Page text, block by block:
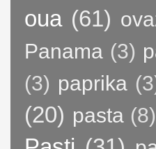
oua (61)
Panama (3)
(3) paprika
(20) pasta (8)